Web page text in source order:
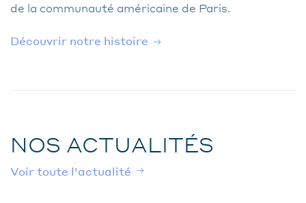
de la communauté américaine de Paris.
Découvrir notre histoire
NOS ACTUALITÉS
Voir toute l'actualité